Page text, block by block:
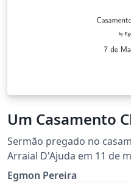
Um Casamento
Sermão pregado no
Arraial D'Ajuda em 11 de
Egmon Pereira